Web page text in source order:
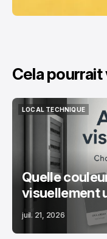
Cela
LOCAL TECHNIQUE
LOCAL TECHNIQUE
Quelle
visuellement
juil. 21, 2026